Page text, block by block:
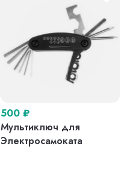
500 ₽
Мультиключ для
Электросамоката